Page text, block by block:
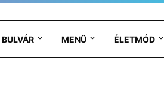
BULVÁR MENÜ ÉLETMÓD